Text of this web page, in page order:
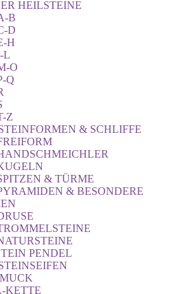
HEILSTEINE
B
D
H
L
O
Q
Z
& SCHLIFFE
& TÜRME
& BESONDERE
PENDEL
KETTE